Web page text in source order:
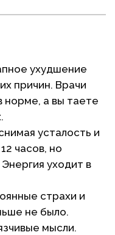
ухудшение
причин. Врачи
норме, а вы таете
усталость и
часов, но
уходит в
страхи и
не было.
мысли.